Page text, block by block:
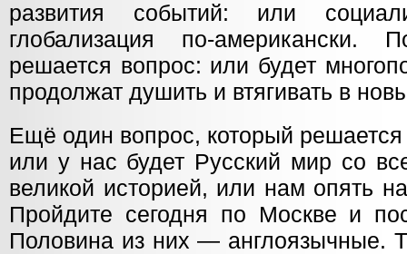
развития событий: или
глобализация по-американски.
решается вопрос: или будет
продолжат душить и втягивать в
Ещё один вопрос, который
или у нас будет Русский мир со
великой историей, или нам опять
Пройдите сегодня по Москве и
Половина из них — англоязычные.